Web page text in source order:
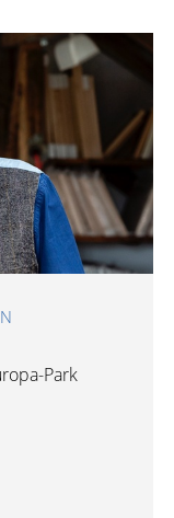
Park